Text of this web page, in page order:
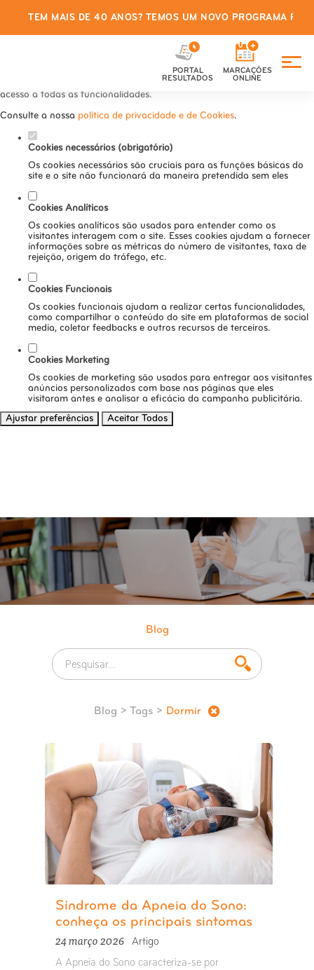
Defina as suas preferências de
cookies para este website.
Este website utiliza cookies estritamente necessários, analíticos e
acesso a todas as funcionalidades.
Consulte a nossa política de privacidade e de Cookies.
Cookies necessários (obrigatório)
Os cookies necessários são cruciais para as funções básicas do
site e o site não funcionará da maneira pretendida sem eles
Cookies Analíticos
Os cookies analíticos são usados para entender como os
visitantes interagem com o site. Esses cookies ajudam a fornecer
informações sobre as métricas do número de visitantes, taxa de
rejeição, origem do tráfego, etc.
Cookies Funcionais
Os cookies funcionais ajudam a realizar certas funcionalidades,
como compartilhar o conteúdo do site em plataformas de social
media, coletar feedbacks e outros recursos de terceiros.
Cookies Marketing
Os cookies de marketing são usados para entregar aos visitantes
anúncios personalizados com base nas páginas que eles
visitaram antes e analisar a eficácia da campanha publicitária.
Ajustar preferências
Aceitar Todos
TEM MAIS DE 40 ANOS? TEMOS UM NOVO PROGRAMA
PORTAL
RESULTADOS
MARCAÇÕES
ONLINE
Blog
Blog > Tags > Dormir
Síndrome da Apneia do Sono:
conheça os principais sintomas
24 março 2026
Artigo
A Apneia do Sono caracteriza-se por